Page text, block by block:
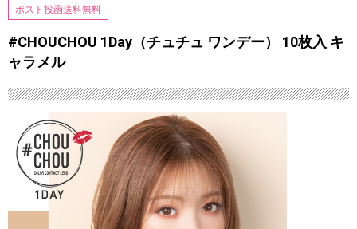
ポスト投函送料無料
#CHOUCHOU 1Day（チュチュ ワンデー） 10枚入 キ
ャラメル